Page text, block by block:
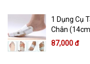
1 Dụng Cụ
Chân
87,000 đ